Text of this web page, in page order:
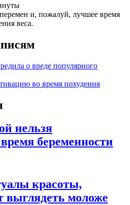
и, пожалуй, лучшее время
веса.
о вреде популярного
во время похудения
нельзя
беременности
красоты,
выглядеть моложе